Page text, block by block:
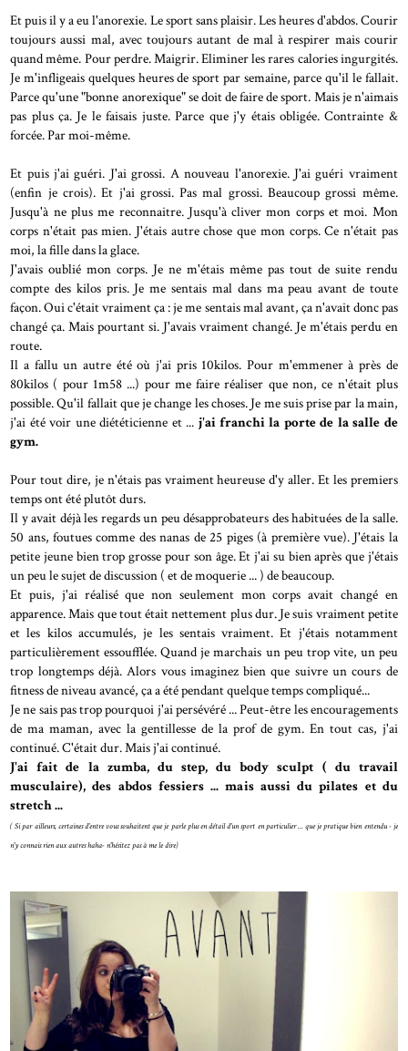
Et puis il y a eu l'anorexie. Le sport sans plaisir. Les heures d'abdos. Courir
toujours aussi mal, avec toujours autant de mal à respirer mais courir
quand même. Pour perdre. Maigrir. Eliminer les rares calories ingurgités.
Je m'infligeais quelques heures de sport par semaine, parce qu'il le fallait.
Parce qu'une "bonne anorexique" se doit de faire de sport. Mais je n'aimais
pas plus ça. Je le faisais juste. Parce que j'y étais obligée. Contrainte &
forcée. Par moi-même.
Et puis j'ai guéri. J'ai grossi. A nouveau l'anorexie. J'ai guéri vraiment
(enfin je crois). Et j'ai grossi. Pas mal grossi. Beaucoup grossi même.
Jusqu'à ne plus me reconnaitre. Jusqu'à cliver mon corps et moi. Mon
corps n'était pas mien. J'étais autre chose que mon corps. Ce n'était pas
moi, la fille dans la glace.
J'avais oublié mon corps. Je ne m'étais même pas tout de suite rendu
compte des kilos pris. Je me sentais mal dans ma peau avant de toute
façon. Oui c'était vraiment ça : je me sentais mal avant, ça n'avait donc pas
changé ça. Mais pourtant si. J'avais vraiment changé. Je m'étais perdu en
route.
Il a fallu un autre été où j'ai pris 10kilos. Pour m'emmener à près de
80kilos ( pour 1m58 ...) pour me faire réaliser que non, ce n'était plus
possible. Qu'il fallait que je change les choses. Je me suis prise par la main,
j'ai été voir une diététicienne et ... j'ai franchi la porte de la salle de
gym.
Pour tout dire, je n'étais pas vraiment heureuse d'y aller. Et les premiers
temps ont été plutôt durs.
Il y avait déjà les regards un peu désapprobateurs des habituées de la salle.
50 ans, foutues comme des nanas de 25 piges (à première vue). J'étais la
petite jeune bien trop grosse pour son âge. Et j'ai su bien après que j'étais
un peu le sujet de discussion ( et de moquerie ... ) de beaucoup.
Et puis, j'ai réalisé que non seulement mon corps avait changé en
apparence. Mais que tout était nettement plus dur. Je suis vraiment petite
et les kilos accumulés, je les sentais vraiment. Et j'étais notamment
particulièrement essoufflée. Quand je marchais un peu trop vite, un peu
trop longtemps déjà. Alors vous imaginez bien que suivre un cours de
fitness de niveau avancé, ça a été pendant quelque temps compliqué...
Je ne sais pas trop pourquoi j'ai persévéré ... Peut-être les encouragements
de ma maman, avec la gentillesse de la prof de gym. En tout cas, j'ai
continué. C'était dur. Mais j'ai continué.
J'ai fait de la zumba, du step, du body sculpt ( du travail
musculaire), des abdos fessiers ... mais aussi du pilates et du
stretch ...
( Si par ailleurs, certaines d'entre vous souhaitent que je parle plus en détail d'un sport en particulier ... que je pratique bien entendu - je
n'y connais rien aux autres haha- n'hésitez pas à me le dire)